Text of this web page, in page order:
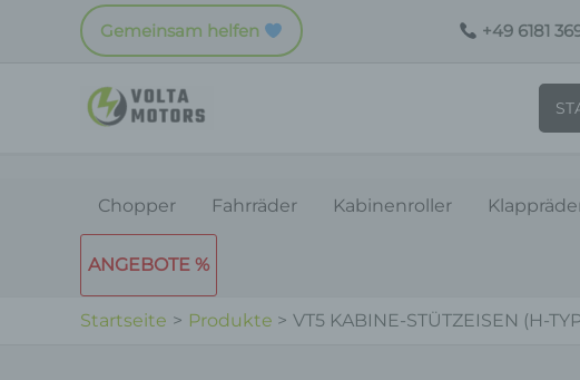
Gemeinsam helfen +49 6181
Chopper Fahrräder Kabinenroller
ANGEBOTE %
Startseite Produkte VT5 KABINE-STÜTZEISEN (H-